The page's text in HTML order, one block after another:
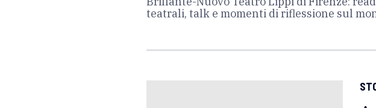
teatrali, talk e momenti di riflessione sul